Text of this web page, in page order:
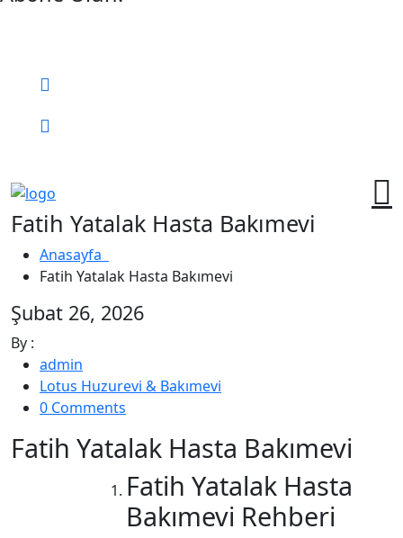
Fatih Yatalak Hasta Bakımevi
Anasayfa
Fatih Yatalak Hasta Bakımevi
Şubat 26, 2026
By :
admin
Lotus Huzurevi & Bakımevi
0 Comments
Fatih Yatalak Hasta Bakımevi
Fatih Yatalak Hasta
Bakımevi Rehberi